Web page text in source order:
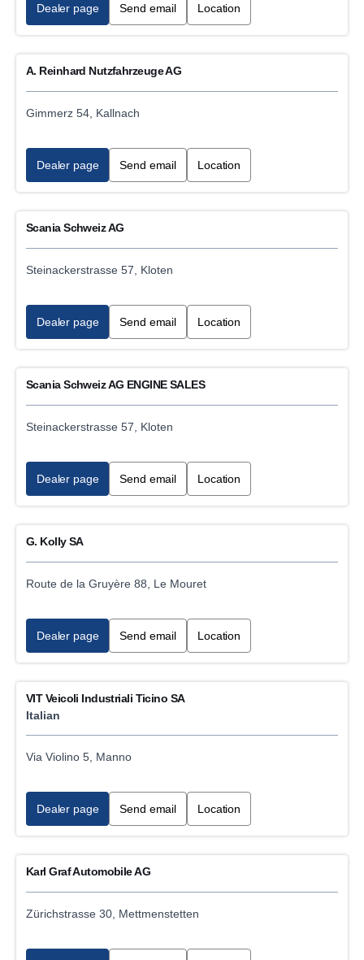
Bus service
Toll Collect installation and service
Bus sales
Industrial, power generation engine sales
Marine engine service
Scania Gensets service
Dealer page Send email Location
A. Reinhard Nutzfahrzeuge AG
Gimmerz 54, Kallnach
Dealer page Send email Location
Scania Schweiz AG
Steinackerstrasse 57, Kloten
Dealer page Send email Location
Scania Schweiz AG ENGINE SALES
Steinackerstrasse 57, Kloten
Dealer page Send email Location
G. Kolly SA
Route de la Gruyère 88, Le Mouret
Dealer page Send email Location
VIT Veicoli Industriali Ticino SA
Italian
Via Violino 5, Manno
Dealer page Send email Location
Karl Graf Automobile AG
Zürichstrasse 30, Mettmenstetten